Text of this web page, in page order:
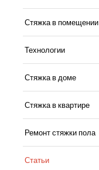
Стяжка в помещении
Технологии
Стяжка в доме
Стяжка в квартире
Ремонт стяжки пола
Статьи